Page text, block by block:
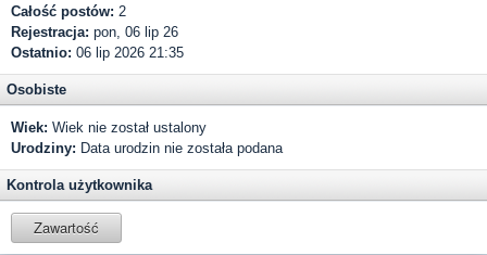
Całość postów: 2
Rejestracja: pon, 06 lip 26
Ostatnio: 06 lip 2026 21:35
Osobiste
Wiek: Wiek nie został ustalony
Urodziny: Data urodzin nie została podana
Kontrola użytkownika
Zawartość